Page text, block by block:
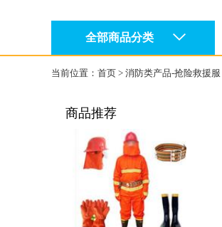
全部商品分类
当前位置： 首页 > 消防类产品-抢险救援服
商品推荐